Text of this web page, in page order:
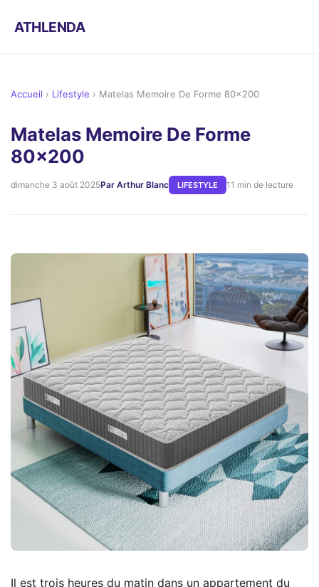
ATHLENDA
Accueil › Lifestyle › Matelas Memoire De Forme 80x200
Matelas Memoire De Forme
80x200
dimanche 3 août 2025Par Arthur Blanc LIFESTYLE 11 min de lecture
Il est trois heures du matin dans un appartement du